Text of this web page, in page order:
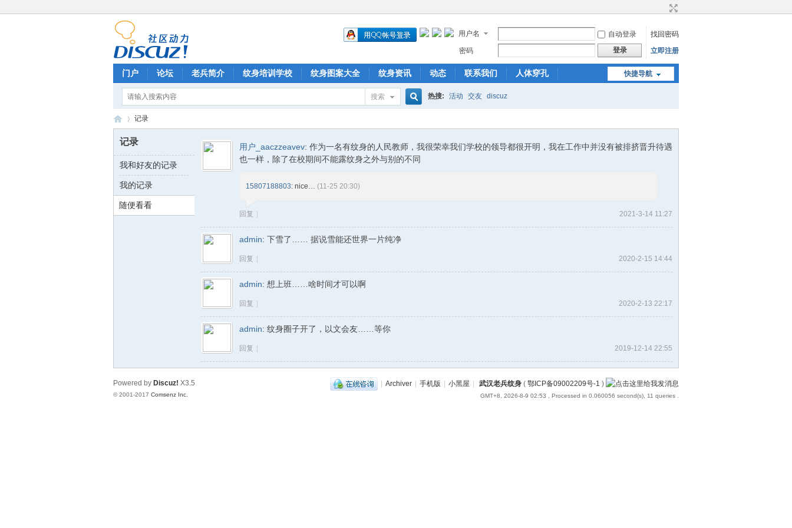
用户名 自动登录
找回密码
密码
登录 立即注册
快捷导航
门户 论坛 老兵简介 纹身培训学校 纹身图案大全 纹身资讯 动态 联系我们
人体穿孔
搜索
索
热搜: 活动 交友 discuz
武 ›
记录
记录
我和好友的记录
我的记录
随便看看
用户_aaczzeavev: 作为一名有纹身的人民教师，我很荣幸我们学校的领导都很开明，我在工作中并没有被排挤晋升待遇
也一样，除了在校期间不能露纹身之外与别的不同
15807188803: nice… (11-25 20:30)
2021-3-14 11:27
回复
admin: 下雪了…… 据说雪能还世界一片纯净
2020-2-15 14:44
回复
admin: 想上班……啥时间才可以啊
2020-2-13 22:17
回复
admin: 纹身圈子开了，以文会友……等你
2019-12-14 22:55
回复
| Archiver | 手机版 | 小黑屋 | 武汉老兵纹身 ( 鄂ICP备09002209号-1 )
GMT+8, 2026-8-9 02:53 , Processed in 0.060056 second(s), 11 queries .
Powered by Discuz! X3.5
© 2001-2017 Comsenz Inc.